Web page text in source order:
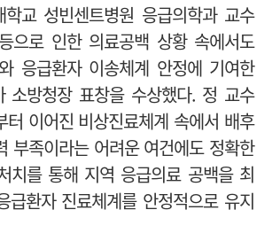
학교 성빈센트병원 응급의학과 교수
으로 인한 의료공백 상황 속에서도
응급환자 이송체계 안정에 기여한
소방청장 표창을 수상했다. 정 교수
이어진 비상진료체계 속에서 배후
부족이라는 어려운 여건에도 정확한
치를 통해 지역 응급의료 공백을 최
급환자 진료체계를 안정적으로 유지